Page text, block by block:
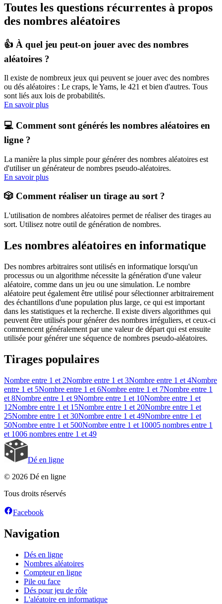
Toutes les questions récurrentes à propos
des nombres aléatoires
👍 À quel jeu peut-on jouer avec des nombres
aléatoires ?
Il existe de nombreux jeux qui peuvent se jouer avec des nombres
ou dés aléatoires : Le craps, le Yams, le 421 et bien d'autres. Tous
sont liés aux lois de probabilités.
En savoir plus
💻 Comment sont générés les nombres aléatoires en
ligne ?
La manière la plus simple pour générer des nombres aléatoires est
d'utiliser un générateur de nombres pseudo-aléatoires.
En savoir plus
🎲 Comment réaliser un tirage au sort ?
L'utilisation de nombres aléatoires permet de réaliser des tirages au
sort. Utilisez notre outil de génération de nombres.
Les nombres aléatoires en informatique
Des nombres arbitraires sont utilisés en informatique lorsqu'un
processus ou un algorithme nécessite la génération d'une valeur
aléatoire, comme dans un jeu ou une simulation. Le nombre
aléatoire peut également être utilisé pour sélectionner arbitrairement
des échantillons d'une population plus large, ce qui est important
dans les statistiques et la recherche. Il existe divers algorithmes qui
peuvent être utilisés pour générer des nombres irréguliers, et ceux-ci
commencent généralement par une valeur de départ qui est ensuite
utilisée pour générer une séquence de nombres pseudo-aléatoires.
Tirages populaires
Nombre entre 1 et 2Nombre entre 1 et 3Nombre entre 1 et 4Nombre
entre 1 et 5Nombre entre 1 et 6Nombre entre 1 et 7Nombre entre 1
et 8Nombre entre 1 et 9Nombre entre 1 et 10Nombre entre 1 et
12Nombre entre 1 et 15Nombre entre 1 et 20Nombre entre 1 et
25Nombre entre 1 et 30Nombre entre 1 et 49Nombre entre 1 et
50Nombre entre 1 et 500Nombre entre 1 et 10005 nombres entre 1
et 1006 nombres entre 1 et 49
Dé en ligne
© 2026 Dé en ligne
Tous droits réservés
Facebook
Navigation
Dés en ligne
Nombres aléatoires
Compteur en ligne
Pile ou face
Dés pour jeu de rôle
L'aléatoire en informatique